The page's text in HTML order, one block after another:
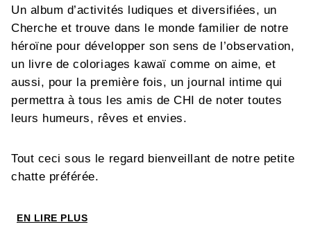
Un album d’activités ludiques et diversifiées, un
Cherche et trouve dans le monde familier de notre
héroïne pour développer son sens de l’observation,
un livre de coloriages kawaï comme on aime, et
aussi, pour la première fois, un journal intime qui
permettra à tous les amis de CHI de noter toutes
leurs humeurs, rêves et envies.
Tout ceci sous le regard bienveillant de notre petite
chatte préférée.
EN LIRE PLUS